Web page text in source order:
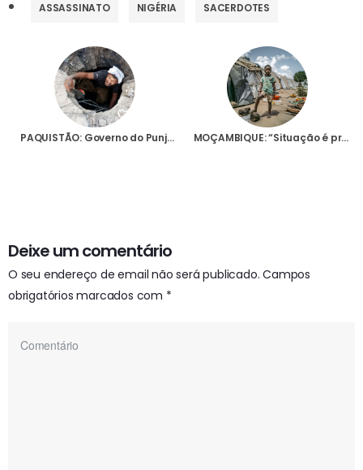
ASSASSINATO NIGÉRIA SACERDOTES
PAQUISTÃO: Governo do Punjab proíbe anúncios para limpeza de ruas ou de esgotos apenas para cristãos MOÇAMBIQUE: “Situação é preocupante”, afirma Bispo de Tete face a novos ataques no norte do país, em Cabo Delgado
Deixe um comentário
O seu endereço de email não será publicado. Campos
obrigatórios marcados com *